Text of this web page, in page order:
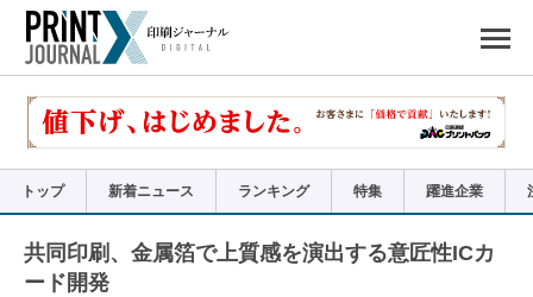
で
リ
トップ 新着ニュース ランキング 特集 躍進企業
共同印刷、金属箔で上質感を演出する意匠性ICカ
ード開発